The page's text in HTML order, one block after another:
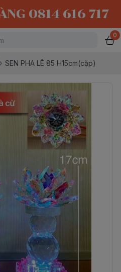
0814 616 717
0
SEN PHA LÊ 85 H15cm(cặp)